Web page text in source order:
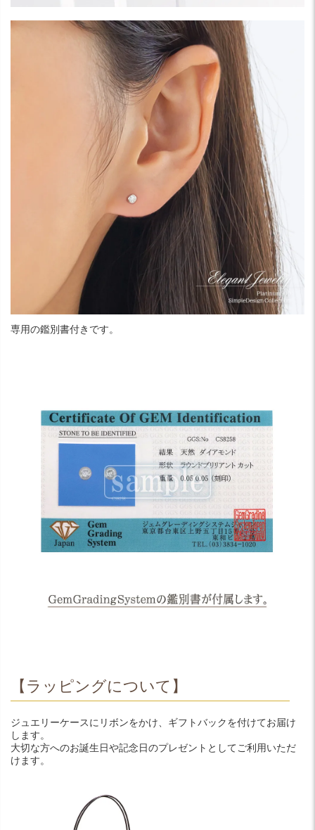
専用の鑑別書付きです。
【ラッピングについて】
ジュエリーケースにリボンをかけ、ギフトバックを付けてお届け
します。
大切な方へのお誕生日や記念日のプレゼントとしてご利用いただ
けます。